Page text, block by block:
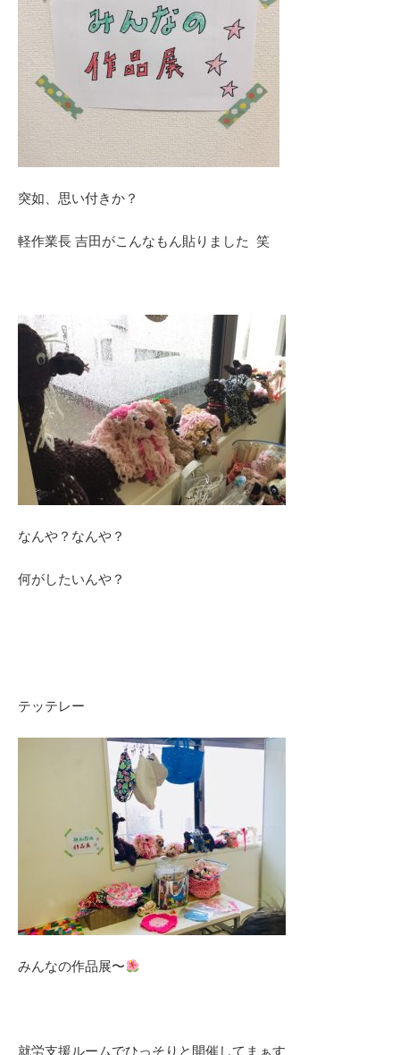
突如、思い付きか？
軽作業長 吉田がこんなもん貼りました 笑
なんや？なんや？
何がしたいんや？
テッテレー
みんなの作品展〜
就労支援ルームでひっそりと開催してまぁす